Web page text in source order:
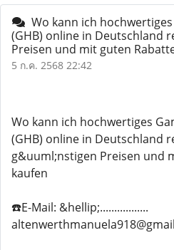
Wo kann ich
(GHB) online in Deutschland
Preisen und mit guten
5 ก.ค. 2568 22:42
Wo kann ich hochwertiges
(GHB) online in Deutschland
g&uuml;nstigen Preisen und
kaufen
☎️E-Mail: &hellip;.................